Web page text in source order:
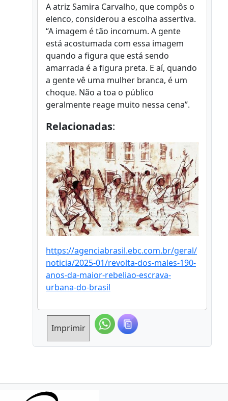
A atriz Samira Carvalho, que compôs o
elenco, considerou a escolha assertiva.
“A imagem é tão incomum. A gente
está acostumada com essa imagem
quando a figura que está sendo
amarrada é a figura preta. E aí, quando
a gente vê uma mulher branca, é um
choque. Não a toa o público
geralmente reage muito nessa cena”.
Relacionadas:
https://agenciabrasil.ebc.com.br/geral/
noticia/2025-01/revolta-dos-males-190-
anos-da-maior-rebeliao-escrava-
urbana-do-brasil
Imprimir